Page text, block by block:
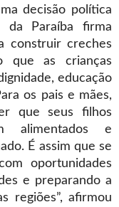
decisão política
da Paraíba firma
construir creches
que as crianças
educação
os pais e mães,
que seus filhos
alimentados e
É assim que se
oportunidades
e preparando a
regiões”, afirmou